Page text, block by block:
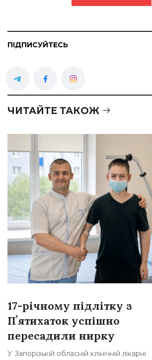
ПІДПИСУЙТЕСЬ
ЧИТАЙТЕ ТАКОЖ
17-річному підлітку з
Пʼятихаток успішно
пересадили нирку
У Запорізькій обласній клінічній лікарні